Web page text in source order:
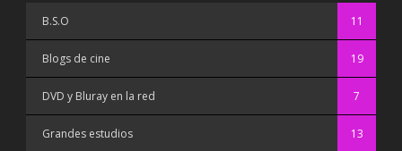
B.S.O 11
Blogs de cine 19
DVD y Bluray en la red 7
Grandes estudios 13